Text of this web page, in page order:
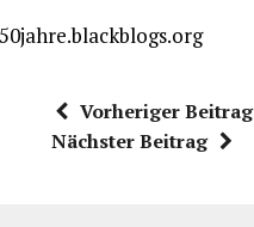
Vorheriger Beitrag
Nächster Beitrag